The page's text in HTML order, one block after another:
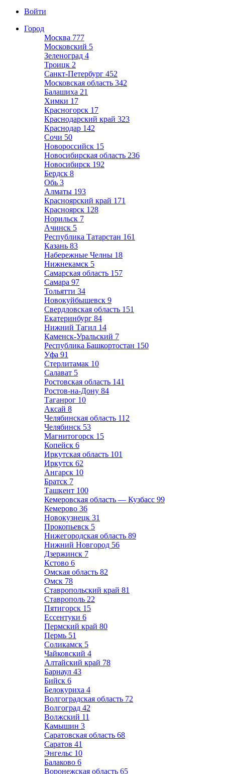
Войти
Город
Москва 777
Московский 5
Зеленоград 4
Троицк 2
Санкт-Петербург 452
Московская область 342
Балашиха 21
Химки 17
Красногорск 17
Краснодарский край 323
Краснодар 142
Сочи 50
Новороссийск 15
Новосибирская область 236
Новосибирск 192
Бердск 8
Обь 3
Алматы 193
Красноярский край 171
Красноярск 128
Норильск 7
Ачинск 5
Республика Татарстан 161
Казань 83
Набережные Челны 18
Нижнекамск 5
Самарская область 157
Самара 97
Тольятти 34
Новокуйбышевск 9
Свердловская область 151
Екатеринбург 84
Нижний Тагил 14
Каменск-Уральский 7
Республика Башкортостан 150
Уфа 91
Стерлитамак 10
Салават 5
Ростовская область 141
Ростов-на-Дону 84
Таганрог 10
Аксай 8
Челябинская область 112
Челябинск 53
Магнитогорск 15
Копейск 6
Иркутская область 101
Иркутск 62
Ангарск 10
Братск 7
Ташкент 100
Кемеровская область — Кузбасс 99
Кемерово 36
Новокузнецк 31
Прокопьевск 5
Нижегородская область 89
Нижний Новгород 56
Дзержинск 7
Кстово 6
Омская область 82
Омск 78
Ставропольский край 81
Ставрополь 22
Пятигорск 15
Ессентуки 6
Пермский край 80
Пермь 51
Соликамск 5
Чайковский 4
Алтайский край 78
Барнаул 43
Бийск 6
Белокуриха 4
Волгоградская область 72
Волгоград 42
Волжский 11
Камышин 3
Саратовская область 68
Саратов 41
Энгельс 10
Балаково 6
Воронежская область 65